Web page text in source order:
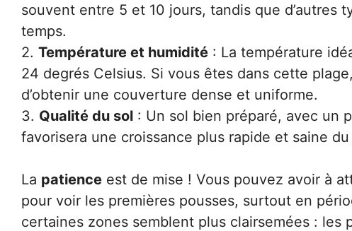
souvent entre 5 et 10 jours, tandis que d’autres
temps.
2. Température et humidité : La température
24 degrés Celsius. Si vous êtes dans cette
d’obtenir une couverture dense et uniforme.
3. Qualité du sol : Un sol bien préparé, avec un
favorisera une croissance plus rapide et saine du
La patience est de mise ! Vous pouvez avoir à
pour voir les premières pousses, surtout en
certaines zones semblent plus clairsemées : les